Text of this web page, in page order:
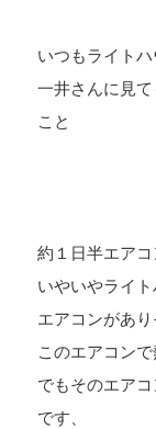
いつもライト
一井さんに見
こと
約１日半エア
いやいやライ
エアコンがあり
このエアコン
でもそのエア
です、